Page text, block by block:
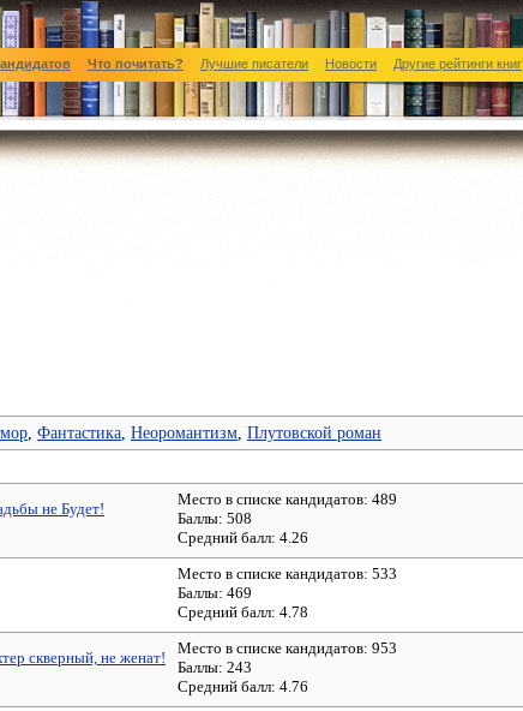
Что почитать? Лучшие писатели Новости Другие рейтинги книг
Фантастика Неоромантизм Плутовской роман
не Будет!
Место в списке кандидатов: 489
Баллы: 508
Средний балл: 4.26
Место в списке кандидатов: 533
Баллы: 469
Средний балл: 4.78
скверный, не женат!
Место в списке кандидатов: 953
Баллы: 243
Средний балл: 4.76